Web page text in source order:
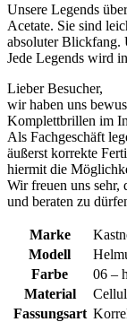
Unsere Legends
Acetate. Sie sind
absoluter Blickfang.
Jede Legends wird
Lieber Besucher,
wir haben uns
Komplettbrillen im
Als Fachgeschäft
äußerst korrekte
hiermit die
Wir freuen uns sehr,
und beraten zu
Marke
Modell
Farbe
06 –
Material
Fassungsart